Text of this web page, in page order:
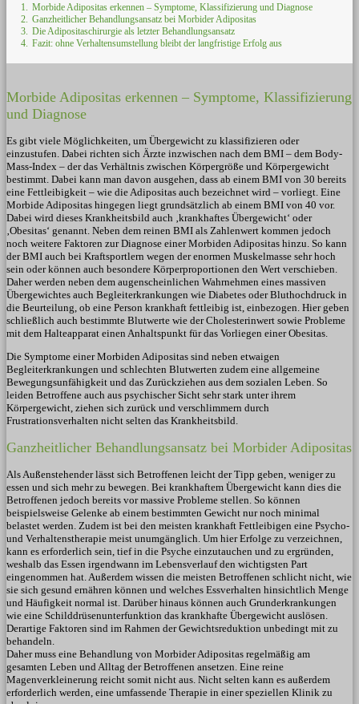
1. Morbide Adipositas erkennen – Symptome, Klassifizierung und Diagnose
2. Ganzheitlicher Behandlungsansatz bei Morbider Adipositas
3. Die Adipositaschirurgie als letzter Behandlungsansatz
4. Fazit: ohne Verhaltensumstellung bleibt der langfristige Erfolg aus
Morbide Adipositas erkennen – Symptome, Klassifizierung
und Diagnose
Es gibt viele Möglichkeiten, um Übergewicht zu klassifizieren oder
einzustufen. Dabei richten sich Ärzte inzwischen nach dem BMI – dem Body-
Mass-Index – der das Verhältnis zwischen Körpergröße und Körpergewicht
bestimmt. Dabei kann man davon ausgehen, dass ab einem BMI von 30 bereits
eine Fettleibigkeit – wie die Adipositas auch bezeichnet wird – vorliegt. Eine
Morbide Adipositas hingegen liegt grundsätzlich ab einem BMI von 40 vor.
Dabei wird dieses Krankheitsbild auch ‚krankhaftes Übergewicht‘ oder
‚Obesitas‘ genannt. Neben dem reinen BMI als Zahlenwert kommen jedoch
noch weitere Faktoren zur Diagnose einer Morbiden Adipositas hinzu. So kann
der BMI auch bei Kraftsportlern wegen der enormen Muskelmasse sehr hoch
sein oder können auch besondere Körperproportionen den Wert verschieben.
Daher werden neben dem augenscheinlichen Wahrnehmen eines massiven
Übergewichtes auch Begleiterkrankungen wie Diabetes oder Bluthochdruck in
die Beurteilung, ob eine Person krankhaft fettleibig ist, einbezogen. Hier geben
schließlich auch bestimmte Blutwerte wie der Cholesterinwert sowie Probleme
mit dem Halteapparat einen Anhaltspunkt für das Vorliegen einer Obesitas.
Die Symptome einer Morbiden Adipositas sind neben etwaigen
Begleiterkrankungen und schlechten Blutwerten zudem eine allgemeine
Bewegungsunfähigkeit und das Zurückziehen aus dem sozialen Leben. So
leiden Betroffene auch aus psychischer Sicht sehr stark unter ihrem
Körpergewicht, ziehen sich zurück und verschlimmern durch
Frustrationsverhalten nicht selten das Krankheitsbild.
Ganzheitlicher Behandlungsansatz bei Morbider Adipositas
Als Außenstehender lässt sich Betroffenen leicht der Tipp geben, weniger zu
essen und sich mehr zu bewegen. Bei krankhaftem Übergewicht kann dies die
Betroffenen jedoch bereits vor massive Probleme stellen. So können
beispielsweise Gelenke ab einem bestimmten Gewicht nur noch minimal
belastet werden. Zudem ist bei den meisten krankhaft Fettleibigen eine Psycho-
und Verhaltenstherapie meist unumgänglich. Um hier Erfolge zu verzeichnen,
kann es erforderlich sein, tief in die Psyche einzutauchen und zu ergründen,
weshalb das Essen irgendwann im Lebensverlauf den wichtigsten Part
eingenommen hat. Außerdem wissen die meisten Betroffenen schlicht nicht, wie
sie sich gesund ernähren können und welches Essverhalten hinsichtlich Menge
und Häufigkeit normal ist. Darüber hinaus können auch Grunderkrankungen
wie eine Schilddrüsenunterfunktion das krankhafte Übergewicht auslösen.
Derartige Faktoren sind im Rahmen der Gewichtsreduktion unbedingt mit zu
behandeln.
Daher muss eine Behandlung von Morbider Adipositas regelmäßig am
gesamten Leben und Alltag der Betroffenen ansetzen. Eine reine
Magenverkleinerung reicht somit nicht aus. Nicht selten kann es außerdem
erforderlich werden, eine umfassende Therapie in einer speziellen Klinik zu